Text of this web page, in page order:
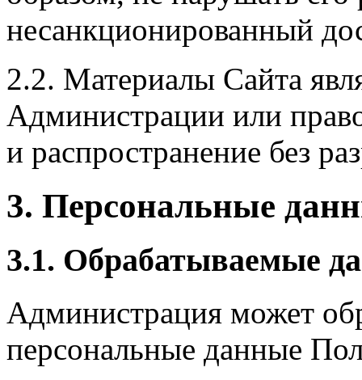
несанкционированный
2.2. Материалы Сайта
Администрации или
и распространение без
3. Персональные
3.1. Обрабатываемые
Администрация может
персональные данные